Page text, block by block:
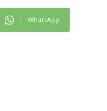
WhatsApp